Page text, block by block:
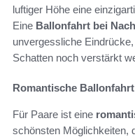
luftiger Höhe eine
Eine Ballonfahrt bei
unvergessliche
Schatten noch verstärkt
Romantische
Für Paare ist eine
schönsten Möglichkeiten,